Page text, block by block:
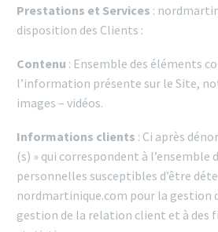
Prestations et Services :
disposition des Clients :
Contenu : Ensemble des éléments
l’information présente sur le Site,
images – vidéos.
Informations clients : Ci après
(s) » qui correspondent à l’ensemble
personnelles susceptibles d’être
nordmartinique.com pour la gestion
gestion de la relation client et à des